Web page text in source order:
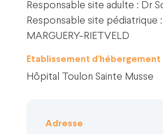
Responsable site adulte : Dr
Responsable site pédiatrique
MARGUERY-RIETVELD
Etablissement d'hébergement
Hôpital Toulon Sainte Musse
Adresse